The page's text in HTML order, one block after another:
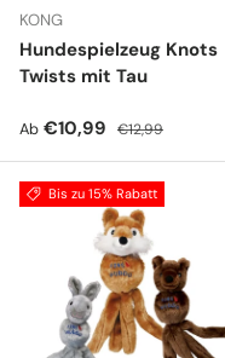
KONG
Hundespielzeug Knots
Twists mit Tau
Verkaufspreis
Ab €10,99 Normaler Preis
€12,99
Bis zu 15% Rabatt